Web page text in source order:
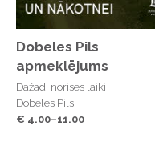
Dobeles Pils
apmeklējums
Dažādi norises laiki
Dobeles Pils
€ 4.00–11.00